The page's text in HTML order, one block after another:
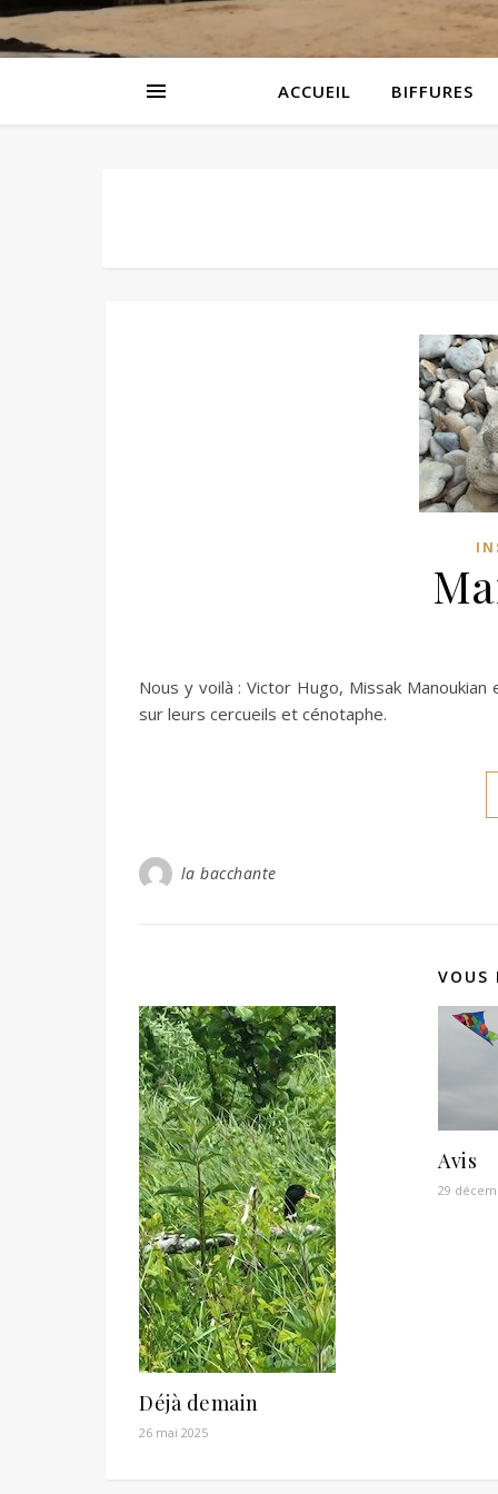
ACCUEIL BIFFURES
Nous y voilà : Victor Hugo, Missak
sur leurs cercueils et cénotaphe.
la bacchante
VOUS
Déjà demain
26 mai 2025
Avis
29